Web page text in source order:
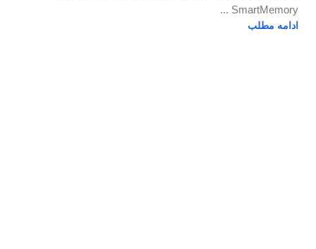
SmartMemory ...
ادامه مطلب